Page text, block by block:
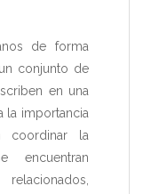
de forma
conjunto de
en una
la importancia
coordinar la
encuentran